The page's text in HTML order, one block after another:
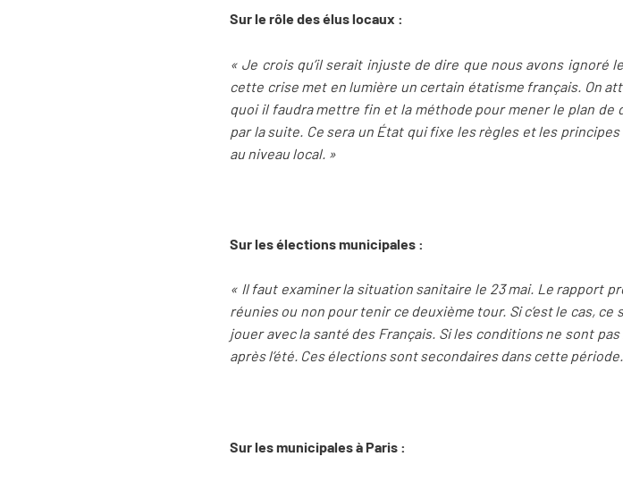
Sur le rôle des élus locaux :
« Je crois qu’il serait injuste de dire que nous avons ignoré
cette crise met en lumière un certain étatisme français. On
quoi il faudra mettre fin et la méthode pour mener le plan
par la suite. Ce sera un État qui fixe les règles et les
au niveau local. »
Sur les élections municipales :
« Il faut examiner la situation sanitaire le 23 mai. Le rapport
réunies ou non pour tenir ce deuxième tour. Si c’est le cas,
jouer avec la santé des Français. Si les conditions ne sont
après l’été. Ces élections sont secondaires dans cette
Sur les municipales à Paris :